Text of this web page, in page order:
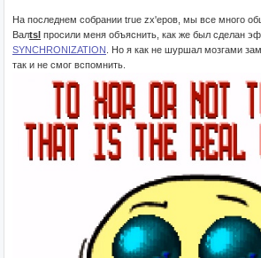
На последнем собрании true zx'еров, мы все много
Валtsl просили меня объяснить, как же был сделан
SYNCHRONIZATION
. Но я как не шуршал мозгами
так и не смог вспомнить.